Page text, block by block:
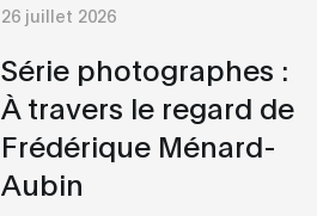
26 juillet 2026
Série photographes :
À travers le regard de
Frédérique Ménard-
Aubin